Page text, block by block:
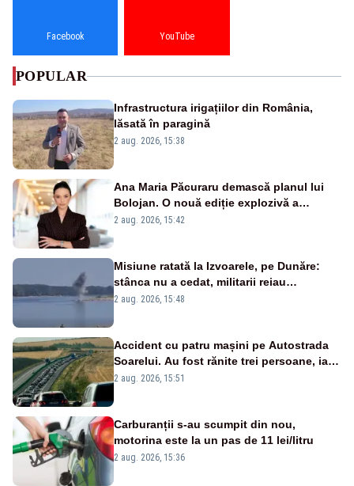
Facebook YouTube
POPULAR
Infrastructura irigațiilor din România,
lăsată în paragină
2 aug. 2026, 15:38
Ana Maria Păcuraru demască planul lui
Bolojan. O nouă ediție explozivă a
emisiunii „Miza Zilei” la Realitatea PLUS
2 aug. 2026, 15:42
Misiune ratată la Izvoarele, pe Dunăre:
stânca nu a cedat, militarii reiau
detonările luni – VIDEO
2 aug. 2026, 15:48
Accident cu patru mașini pe Autostrada
Soarelui. Au fost rănite trei persoane, iar
traficul se desfășoară cu dificultate
2 aug. 2026, 15:51
Carburanții s-au scumpit din nou,
motorina este la un pas de 11 lei/litru
2 aug. 2026, 15:36